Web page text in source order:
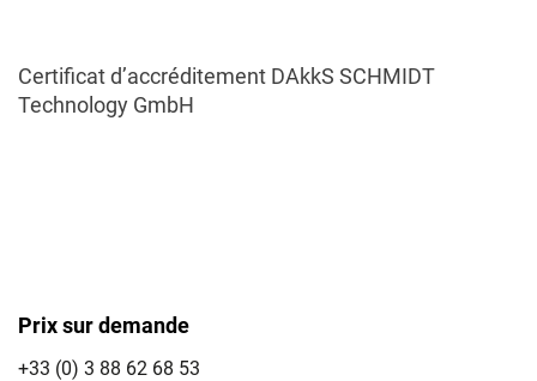
Certificat d’accréditement DAkkS SCHMIDT
Technology GmbH
Prix sur demande
+33 (0) 3 88 62 68 53